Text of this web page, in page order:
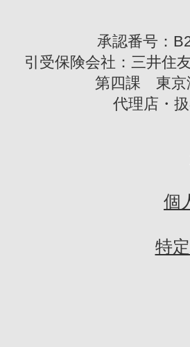
承認番号：
引受保険会社：三井住
第四課 東京
代理店・
個
特